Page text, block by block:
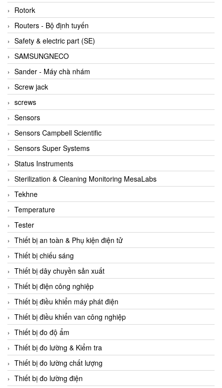
Brinkmann Pumpen
BRONKHORST
Brook Instrument
Brooks Instrument Vietnam
Buhler
BURLING INSTRUMENTS
Burster
BUSCHJOST
Calectro
Campbell Scientific
Canneed Vietnam
Cantoni
CAPS
CAREL Parts
CCS
CD Automation
CEAG Sicherheitst
CEIA Vietnam
Celduc Vietnam
Cemb
Centec GmbH
CEQUBE
CHAUVIN ARNOUX
Checkline
Chino
Rotork
Routers - Bộ định tuyến
Safety & electric part (SE)
SAMSUNGNECO
Sander - Máy chà nhám
Screw jack
screws
Sensors
Sensors Campbell Scientific
Sensors Super Systems
Status Instruments
Sterilization & Cleaning Monitoring MesaLabs
Tekhne
Temperature
Tester
Thiết bị an toàn & Phụ kiện điện tử
Thiết bị chiếu sáng
Thiết bị dây chuyền sản xuất
Thiết bị điện công nghiệp
Thiết bị điều khiển máy phát điện
Thiết bị điều khiển van công nghiệp
Thiết bị đo độ ẩm
Thiết bị đo lường & Kiểm tra
Thiết bị đo lường chất lượng
Thiết bị đo lường điện